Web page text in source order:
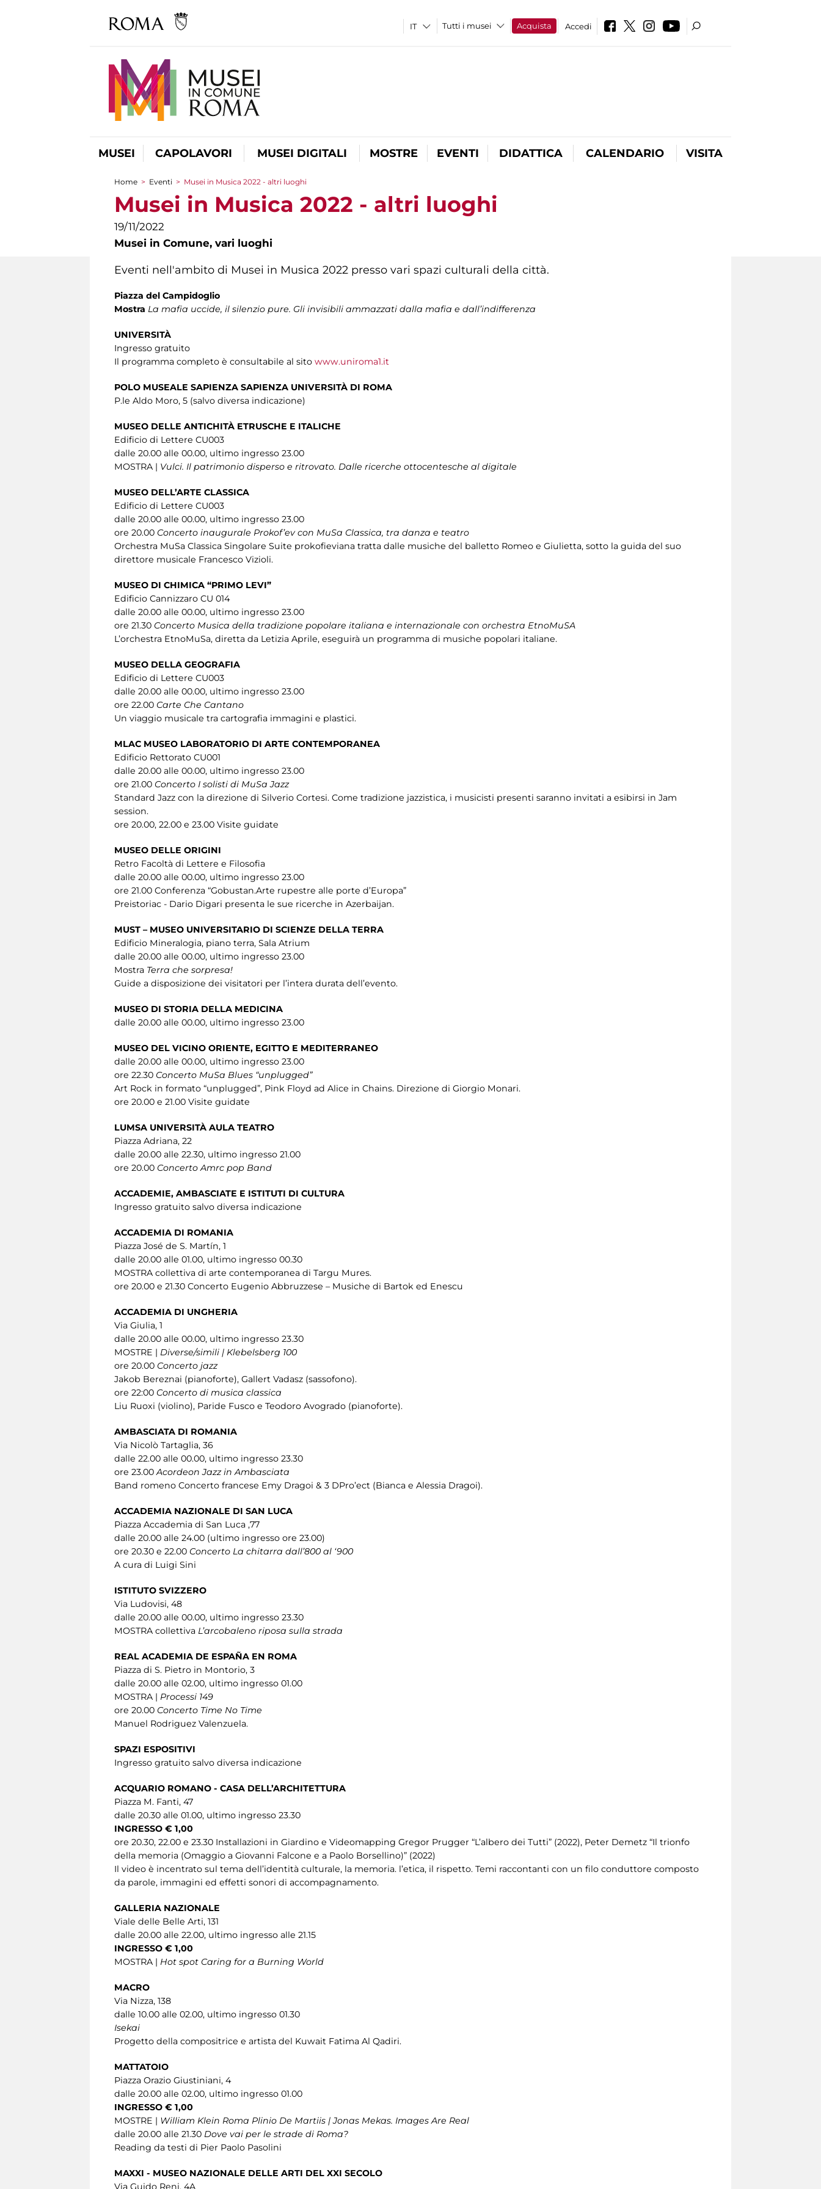
Tutti i musei Acquista Accedi
MUSEI CAPOLAVORI MUSEI DIGITALI MOSTRE EVENTI DIDATTICA CALENDARIO VISITA
Tu sei qui
Home > Eventi > Musei in Musica 2022 - altri luoghi
Musei in Musica 2022 - altri luoghi
19/11/2022
Musei in Comune, vari luoghi
Eventi nell'ambito di Musei in Musica 2022 presso vari spazi culturali della città.
Piazza del Campidoglio
Mostra La mafia uccide, il silenzio pure. Gli invisibili ammazzati dalla mafia e dall’indifferenza
UNIVERSITÀ
Ingresso gratuito
Il programma completo è consultabile al sito www.uniroma1.it
POLO MUSEALE SAPIENZA SAPIENZA UNIVERSITÀ DI ROMA
P.le Aldo Moro, 5 (salvo diversa indicazione)
MUSEO DELLE ANTICHITÀ ETRUSCHE E ITALICHE
Edificio di Lettere CU003
dalle 20.00 alle 00.00, ultimo ingresso 23.00
MOSTRA | Vulci. Il patrimonio disperso e ritrovato. Dalle ricerche ottocentesche al digitale
MUSEO DELL’ARTE CLASSICA
Edificio di Lettere CU003
dalle 20.00 alle 00.00, ultimo ingresso 23.00
ore 20.00 Concerto inaugurale Prokof’ev con MuSa Classica, tra danza e teatro
Orchestra MuSa Classica Singolare Suite prokofieviana tratta dalle musiche del balletto Romeo e Giulietta, sotto la guida del suo
direttore musicale Francesco Vizioli.
MUSEO DI CHIMICA “PRIMO LEVI”
Edificio Cannizzaro CU 014
dalle 20.00 alle 00.00, ultimo ingresso 23.00
ore 21.30 Concerto Musica della tradizione popolare italiana e internazionale con orchestra EtnoMuSA
L’orchestra EtnoMuSa, diretta da Letizia Aprile, eseguirà un programma di musiche popolari italiane.
MUSEO DELLA GEOGRAFIA
Edificio di Lettere CU003
dalle 20.00 alle 00.00, ultimo ingresso 23.00
ore 22.00 Carte Che Cantano
Un viaggio musicale tra cartografia immagini e plastici.
MLAC MUSEO LABORATORIO DI ARTE CONTEMPORANEA
Edificio Rettorato CU001
dalle 20.00 alle 00.00, ultimo ingresso 23.00
ore 21.00 Concerto I solisti di MuSa Jazz
Standard Jazz con la direzione di Silverio Cortesi. Come tradizione jazzistica, i musicisti presenti saranno invitati a esibirsi in Jam
session.
ore 20.00, 22.00 e 23.00 Visite guidate
MUSEO DELLE ORIGINI
Retro Facoltà di Lettere e Filosofia
dalle 20.00 alle 00.00, ultimo ingresso 23.00
ore 21.00 Conferenza “Gobustan.Arte rupestre alle porte d’Europa”
Preistoriac - Dario Digari presenta le sue ricerche in Azerbaijan.
MUST – MUSEO UNIVERSITARIO DI SCIENZE DELLA TERRA
Edificio Mineralogia, piano terra, Sala Atrium
dalle 20.00 alle 00.00, ultimo ingresso 23.00
Mostra Terra che sorpresa!
Guide a disposizione dei visitatori per l’intera durata dell’evento.
MUSEO DI STORIA DELLA MEDICINA
dalle 20.00 alle 00.00, ultimo ingresso 23.00
MUSEO DEL VICINO ORIENTE, EGITTO E MEDITERRANEO
dalle 20.00 alle 00.00, ultimo ingresso 23.00
ore 22.30 Concerto MuSa Blues “unplugged”
Art Rock in formato “unplugged”, Pink Floyd ad Alice in Chains. Direzione di Giorgio Monari.
ore 20.00 e 21.00 Visite guidate
LUMSA UNIVERSITÀ AULA TEATRO
Piazza Adriana, 22
dalle 20.00 alle 22.30, ultimo ingresso 21.00
ore 20.00 Concerto Amrc pop Band
ACCADEMIE, AMBASCIATE E ISTITUTI DI CULTURA
Ingresso gratuito salvo diversa indicazione
ACCADEMIA DI ROMANIA
Piazza José de S. Martín, 1
dalle 20.00 alle 01.00, ultimo ingresso 00.30
MOSTRA collettiva di arte contemporanea di Targu Mures.
ore 20.00 e 21.30 Concerto Eugenio Abbruzzese – Musiche di Bartok ed Enescu
ACCADEMIA DI UNGHERIA
Via Giulia, 1
dalle 20.00 alle 00.00, ultimo ingresso 23.30
MOSTRE | Diverse/simili | Klebelsberg 100
ore 20.00 Concerto jazz
Jakob Bereznai (pianoforte), Gallert Vadasz (sassofono).
ore 22:00 Concerto di musica classica
Liu Ruoxi (violino), Paride Fusco e Teodoro Avogrado (pianoforte).
AMBASCIATA DI ROMANIA
Via Nicolò Tartaglia, 36
dalle 22.00 alle 00.00, ultimo ingresso 23.30
ore 23.00Acordeon Jazz in Ambasciata
Band romeno Concerto francese Emy Dragoi & 3 DPro’ect (Bianca e Alessia Dragoi).
ACCADEMIA NAZIONALE DI SAN LUCA
Piazza Accademia di San Luca ,77
dalle 20.00 alle 24.00 (ultimo ingresso ore 23.00)
ore 20.30 e 22.00 Concerto La chitarra dall’800 al ‘900
A cura di Luigi Sini
ISTITUTO SVIZZERO
Via Ludovisi, 48
dalle 20.00 alle 00.00, ultimo ingresso 23.30
MOSTRA collettiva L’arcobaleno riposa sulla strada
REAL ACADEMIA DE ESPAÑA EN ROMA
Piazza di S. Pietro in Montorio, 3
dalle 20.00 alle 02.00, ultimo ingresso 01.00
MOSTRA | Processi 149
ore 20.00 Concerto Time No Time
Manuel Rodriguez Valenzuela.
SPAZI ESPOSITIVI
Ingresso gratuito salvo diversa indicazione
ACQUARIO ROMANO - CASA DELL’ARCHITETTURA
Piazza M. Fanti, 47
dalle 20.30 alle 01.00, ultimo ingresso 23.30
INGRESSO € 1,00
ore 20.30, 22.00 e 23.30 Installazioni in Giardino e Videomapping Gregor Prugger “L’albero dei Tutti” (2022), Peter Demetz “Il trionfo
della memoria (Omaggio a Giovanni Falcone e a Paolo Borsellino)” (2022)
Il video è incentrato sul tema dell’identità culturale, la memoria. l’etica, il rispetto. Temi raccontanti con un filo conduttore composto
da parole, immagini ed effetti sonori di accompagnamento.
GALLERIA NAZIONALE
Viale delle Belle Arti, 131
dalle 20.00 alle 22.00, ultimo ingresso alle 21.15
INGRESSO € 1,00
MOSTRA | Hot spot Caring for a Burning World
MACRO
Via Nizza, 138
dalle 10.00 alle 02.00, ultimo ingresso 01.30
Isekai
Progetto della compositrice e artista del Kuwait Fatima Al Qadiri.
MATTATOIO
Piazza Orazio Giustiniani, 4
dalle 20.00 alle 02.00, ultimo ingresso 01.00
INGRESSO € 1,00
MOSTRE | William Klein Roma Plinio De Martiis | Jonas Mekas. Images Are Real
dalle 20.00 alle 21.30 Dove vai per le strade di Roma?
Reading da testi di Pier Paolo Pasolini
MAXXI - MUSEO NAZIONALE DELLE ARTI DEL XXI SECOLO
Via Guido Reni, 4A